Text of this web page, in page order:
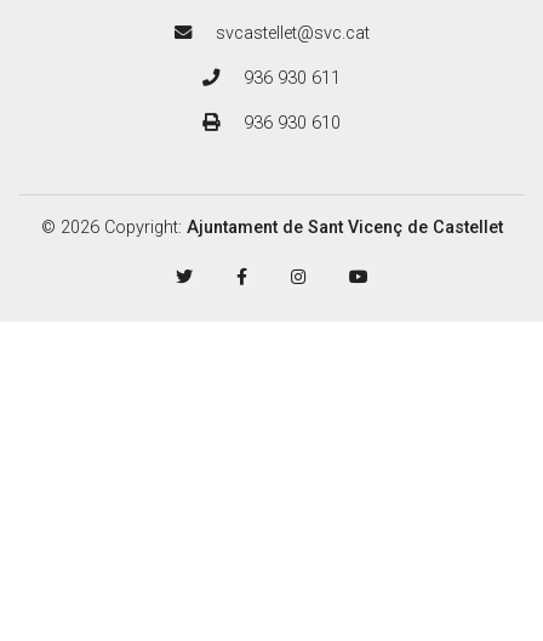
svcastellet@svc.cat
936 930 611
936 930 610
© 2026 Copyright: Ajuntament de Sant Vicenç de Castellet